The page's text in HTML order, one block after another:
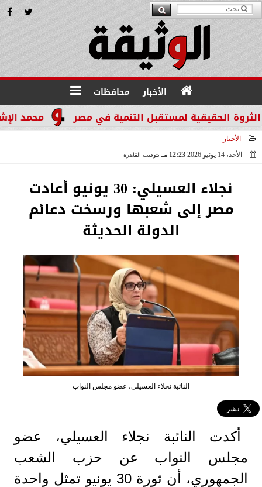
الأخبار محافظات
محمد
الأخبار
الأحد، 14 يونيو 2026
12:23 مـ بتوقيت القاهرة
نجلاء العسيلي: 30 يونيو أعادت
مصر إلى شعبها ورسخت دعائم
الدولة الحديثة
النائبة نجلاء العسيلي، عضو مجلس النواب
أكدت النائبة نجلاء العسيلي، عضو
مجلس النواب عن حزب الشعب
الجمهوري، أن ثورة 30 يونيو تمثل واحدة